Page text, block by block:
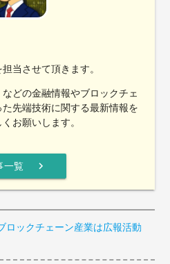
当させて頂きます。
どの金融情報やブロックチェ
先端技術に関する最新情報を
お願いします。
一覧 chevron_right
ロックチェーン産業は広報活動